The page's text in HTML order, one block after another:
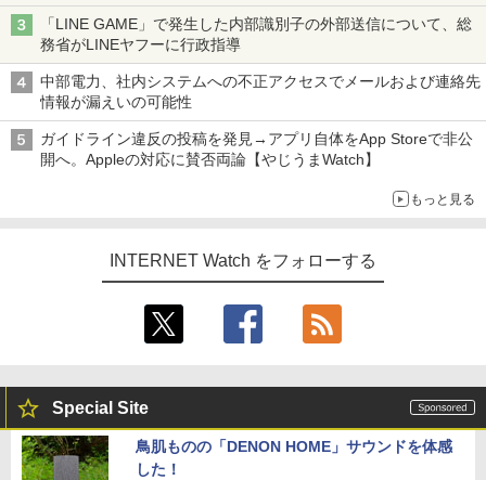
「LINE GAME」で発生した内部識別子の外部送信について、総
務省がLINEヤフーに行政指導
中部電力、社内システムへの不正アクセスでメールおよび連絡先
情報が漏えいの可能性
ガイドライン違反の投稿を発見→アプリ自体をApp Storeで非公
開へ。Appleの対応に賛否両論【やじうまWatch】
もっと見る
INTERNET Watch をフォローする
Special Site
鳥肌ものの「DENON HOME」サウンドを体感
した！